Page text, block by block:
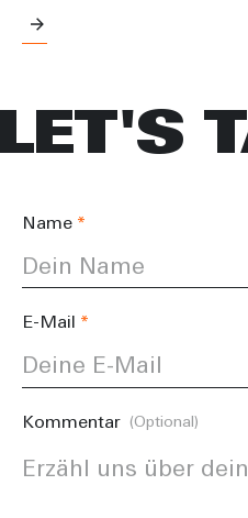
Name
E-Mail
Kommentar (Optional)